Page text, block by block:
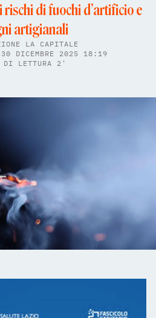
di fuochi d’artificio e
artigianali
LA CAPITALE
DICEMBRE 2025 18:19
DI LETTURA 2'